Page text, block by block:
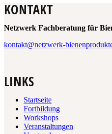
KONTAKT
Netzwerk Fachberatung für
kontakt@netzwerk-
LINKS
Startseite
Fortbildung
Workshops
Veranstaltungen